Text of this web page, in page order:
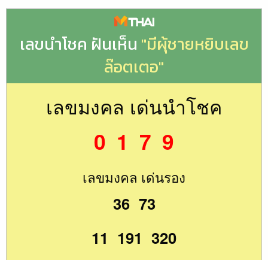
เลขนำโชค ฝันเห็น "มีผุ้ชายหยิบเลข
ล๊อตเตอ"
เลขมงคล เด่นนำโชค
0 1 7 9
เลขมงคล เด่นรอง
36 73
11 191 320